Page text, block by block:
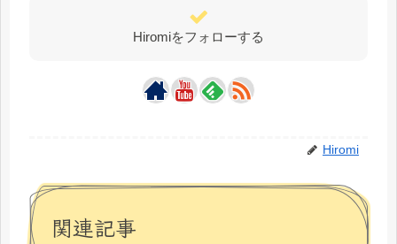
Hiromiをフォローする
Hiromi
関連記事